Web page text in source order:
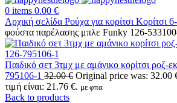
0 items 0.00 €
Αρχική σελίδα Ρούχα για κορίτσι Κορίτσι
φούστα παρέλασης μπλε Funky 126-
Παιδικό σετ 3τμχ με αμάνικο κορίτσι
795106-1 32.00€ Original price was: 32.00
τιμή είναι: 21.76 €. με φπα
Back to products